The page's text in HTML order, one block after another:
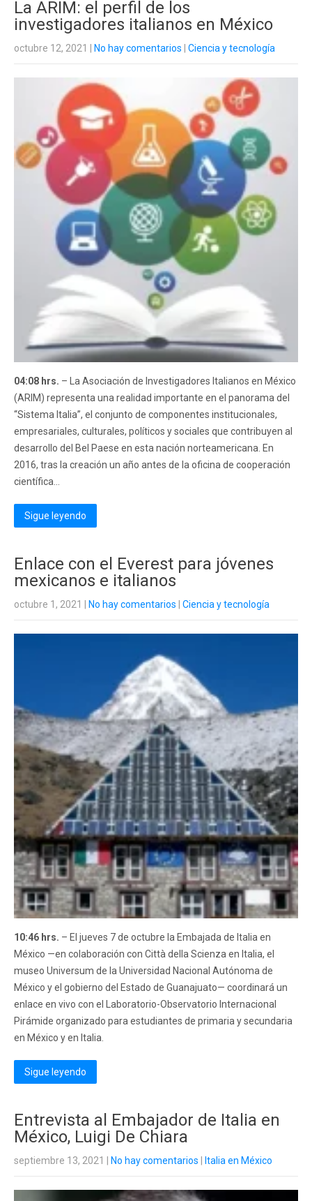
La ARIM: el perfil de los
investigadores italianos en México
octubre 12, 2021 No hay comentarios Ciencia y tecnología
04:08 hrs. – La Asociación de Investigadores Italianos en México
(ARIM) representa una realidad importante en el panorama del
“Sistema Italia”, el conjunto de componentes institucionales,
empresariales, culturales, políticos y sociales que contribuyen al
desarrollo del Bel Paese en esta nación norteamericana. En
2016, tras la creación un año antes de la oficina de cooperación
científica...
Sigue leyendo
Enlace con el Everest para jóvenes
mexicanos e italianos
octubre 1, 2021 No hay comentarios Ciencia y tecnología
10:46 hrs. – El jueves 7 de octubre la Embajada de Italia en
México —en colaboración con Città della Scienza en Italia, el
museo Universum de la Universidad Nacional Autónoma de
México y el gobierno del Estado de Guanajuato— coordinará un
enlace en vivo con el Laboratorio-Observatorio Internacional
Pirámide organizado para estudiantes de primaria y secundaria
en México y en Italia.
Sigue leyendo
Entrevista al Embajador de Italia en
México, Luigi De Chiara
septiembre 13, 2021 No hay comentarios Italia en México